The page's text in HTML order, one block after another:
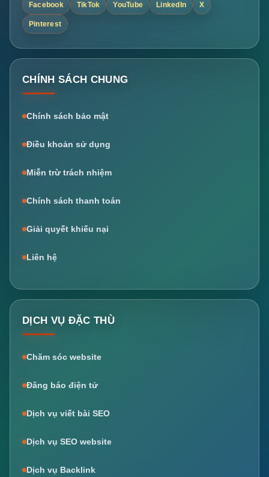
Facebook TikTok YouTube LinkedIn X
Pinterest
CHÍNH SÁCH CHUNG
Chính sách bảo mật
Điều khoản sử dụng
Miễn trừ trách nhiệm
Chính sách thanh toán
Giải quyết khiếu nại
Liên hệ
DỊCH VỤ ĐẶC THÙ
Chăm sóc website
Đăng báo điện tử
Dịch vụ viết bài SEO
Dịch vụ SEO website
Dịch vụ Backlink